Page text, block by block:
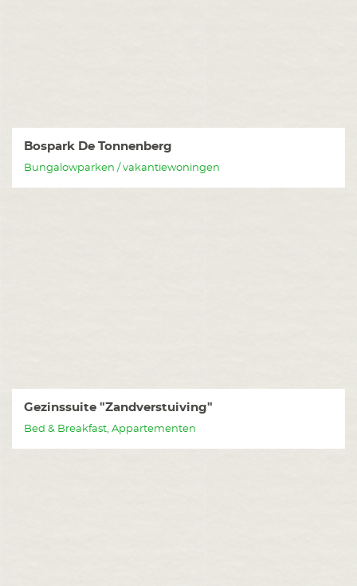
Bospark De Tonnenberg
Bungalowparken / vakantiewoningen
Gezinssuite "Zandverstuiving"
Bed & Breakfast, Appartementen